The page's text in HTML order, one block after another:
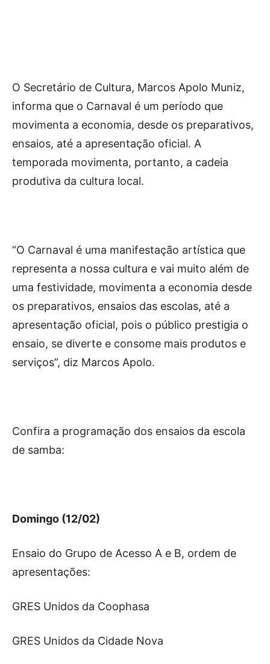
O Secretário de Cultura, Marcos Apolo Muniz,
informa que o Carnaval é um período que
movimenta a economia, desde os preparativos,
ensaios, até a apresentação oficial. A
temporada movimenta, portanto, a cadeia
produtiva da cultura local.
“O Carnaval é uma manifestação artística que
representa a nossa cultura e vai muito além de
uma festividade, movimenta a economia desde
os preparativos, ensaios das escolas, até a
apresentação oficial, pois o público prestigia o
ensaio, se diverte e consome mais produtos e
serviços”, diz Marcos Apolo.
Confira a programação dos ensaios da escola
de samba:
Domingo (12/02)
Ensaio do Grupo de Acesso A e B, ordem de
apresentações:
GRES Unidos da Coophasa
GRES Unidos da Cidade Nova